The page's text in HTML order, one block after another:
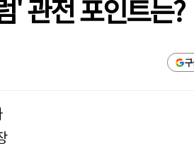
' 관전 포인트는?